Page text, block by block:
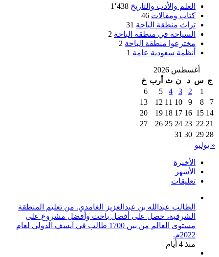
العلم والأدب والتاريخ 1٬438
كتاب ومقالات 46
تراث منطقة الباحة 31
السياحة في منطقة الباحة 2
مخترعوا منطقة الباحة 2
أنظمة سعودية عامة 1
أغسطس 2026
ج س د ن ث أرب خ
1
2
3
4
5
6
7
8
9
10
11
12
13
14
15
16
17
18
19
20
21
22
23
24
25
26
27
28
29
30
31
« يوليو
الأخيرة
الأشهر
تعليقات
الطالب عبدالله بن عبدالعزيز الغامدي. من تعليم المنطقة
الشرقية، حصل على أفضل باحث وأفضل مشروع على
مستوى العالم من بين 1700 طالب في آيسف الدولي لعام
2022م.
منذ 4 أيام